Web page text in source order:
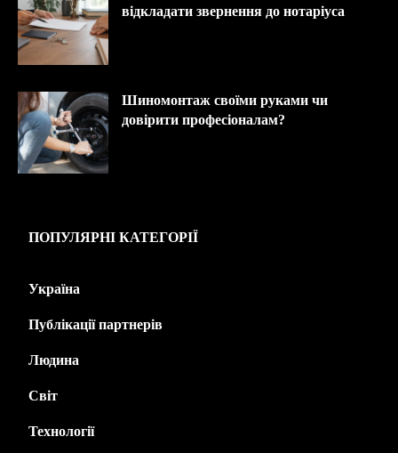
відкладати звернення до нотаріуса
Шиномонтаж своїми руками чи
довірити професіоналам?
ПОПУЛЯРНІ КАТЕГОРІЇ
Україна
Публікації партнерів
Людина
Світ
Технології